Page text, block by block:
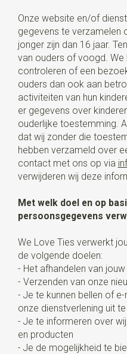
Onze website en/of
gegevens te verzamelen
jonger zijn dan 16 jaar.
van ouders of voogd. We
controleren of een
ouders dan ook aan
activiteiten van hun
er gegevens over
ouderlijke toestemming.
dat wij zonder die
hebben verzameld over
contact met ons op via
verwijderen wij deze
Met welk doel en op
persoonsgegevens
We Love Ties verwerkt
de volgende doelen:
- Het afhandelen van
- Verzenden van onze
- Je te kunnen bellen of
onze dienstverlening uit
- Je te informeren over
en producten
- Je de mogelijkheid te